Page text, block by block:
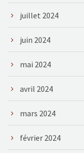
juillet 2024
juin 2024
mai 2024
avril 2024
mars 2024
février 2024